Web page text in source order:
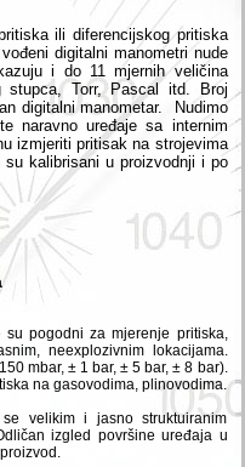
ili diferencijskog pritiska
digitalni manometri nude
i do 11 mjernih veličina
stupca, Torr, Pascal itd. Broj
digitalni manometar. Nudimo
naravno uređaje sa internim
izmjeriti pritisak na strojevima
kalibrisani u proizvodnji i po
pogodni za mjerenje pritiska,
neexplozivnim lokacijama.
mbar, ± 1 bar, ± 5 bar, ± 8 bar).
na gasovodima, plinovodima.
velikim i jasno struktuiranim
izgled površine uređaja u